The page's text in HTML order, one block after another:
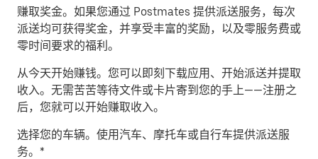
赚取奖金。 如果您通过 Postmates 提供派送服务，每次
派送均可获得奖金，并享受丰富的奖励，以及零服务费或
零时间要求的福利。
从今天开始赚钱。 您可以即刻下载应用、开始派送并提取
收入。无需苦苦等待文件或卡片寄到您的手上——注册之
后，您就可以开始赚取收入。
​选择您的车辆。使用汽车、摩托车或自行车提供派送服
务。*